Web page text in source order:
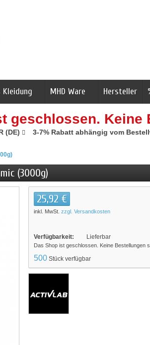
Kleidung MHD Ware Hersteller
geschlossen.
(DE) 3-7% Rabatt abhängig vom
(3000g)
25,92 €
inkl. MwSt. zzgl. Versandkosten
Verfügbarkeit: Lieferbar
Das Shop ist geschlossen. Keine Bestellungen
500 Stück verfügbar